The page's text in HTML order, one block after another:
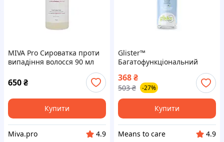
MIVA Pro Сироватка проти
випадіння волосся 90 мл
650₴
Купити
Miva.pro
4.9
Glister™
Багатофункціональний
порожнини амвей
368₴
503 ₴ -27%
Купити
Means to care
4.9